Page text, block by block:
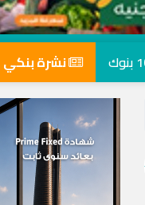
نشرة بنكي